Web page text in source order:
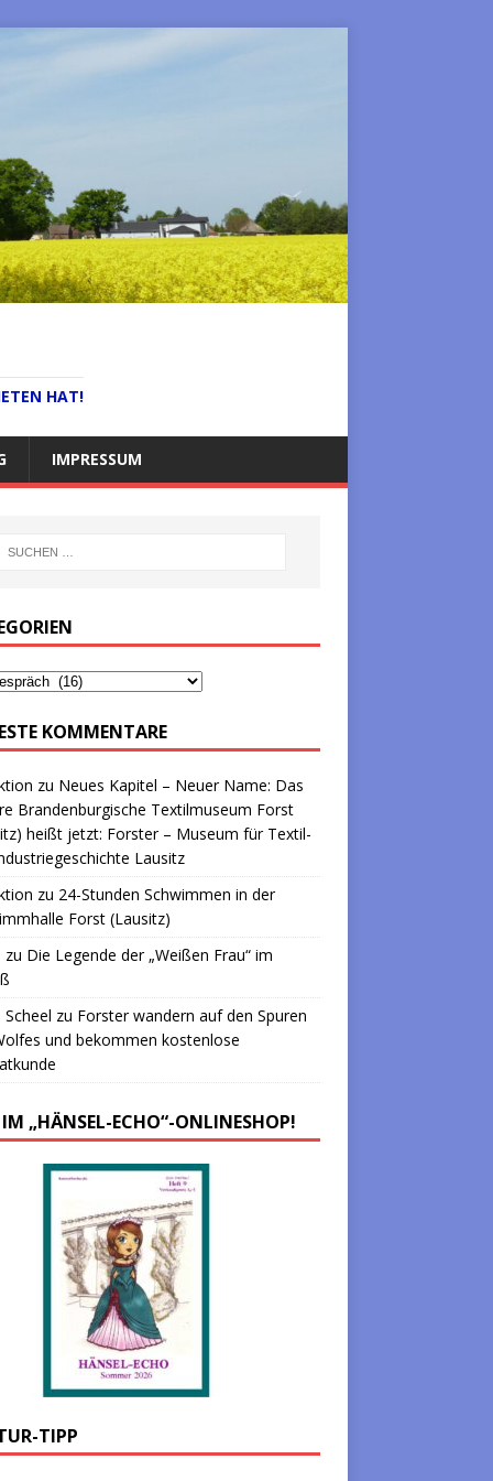
HAT!
IMPRESSUM
KOMMENTARE
zu Neues Kapitel – Neuer Name: Das
Brandenburgische Textilmuseum Forst
heißt jetzt: Forster – Museum für Textil-
Lausitz
zu 24-Stunden Schwimmen in der
Forst (Lausitz)
zu Die Legende der „Weißen Frau“ im
Scheel zu Forster wandern auf den Spuren
und bekommen kostenlose
„HÄNSEL-ECHO“-ONLINESHOP!
TIPP